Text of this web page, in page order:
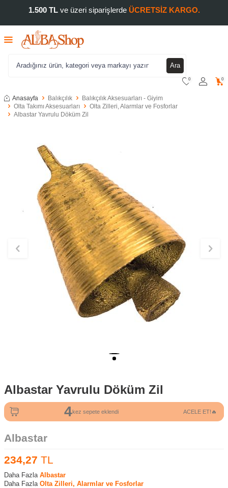
1.500 TLve üzeri siparişlerde ÜCRETSİZ KARGO.
Ara
0 0
Anasayfa Balıkçılık
Balıkçılık Aksesuarları - Giyim
Olta Takımı Aksesuarları
Olta Zilleri, Alarmlar ve Fosforlar
Albastar Yavrulu Döküm Zil
Albastar Yavrulu Döküm Zil
4kez sepete eklendi ACELE ET!🔥
Albastar
234,27 TL
Daha Fazla Albastar
Daha Fazla Olta Zilleri, Alarmlar ve Fosforlar